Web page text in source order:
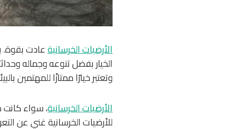
الأرضيات الخرسانيةعادت بقوة.
الخيار بفضل تنوعه وجماله
وتعتبر خيارًا ممتازًا للمهتمين
الأرضيات الخرسانية، سواء
للأرضيات الخرسانية غني عن